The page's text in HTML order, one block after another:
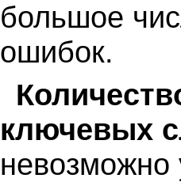
большое
ошибок.
ключевых
невозможно